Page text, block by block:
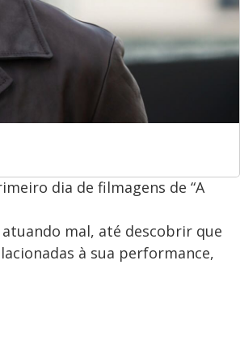
dia de filmagens de “A
mal, até descobrir que
à sua performance,